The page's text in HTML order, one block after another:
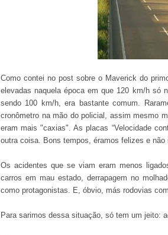
Como contei no post sobre o Maverick do
elevadas naquela época em que 120 km/h só
sendo 100 km/h, era bastante comum.
cronômetro na mão do policial, assim mesmo
eram mais "caxias". As placas “Velocidade
outra coisa. Bons tempos, éramos felizes e não
Os acidentes que se viam eram menos
carros em mau estado, derrapagem no
como protagonistas. E, óbvio, más rodovias
Para sarimos dessa situação, só tem um jeito: